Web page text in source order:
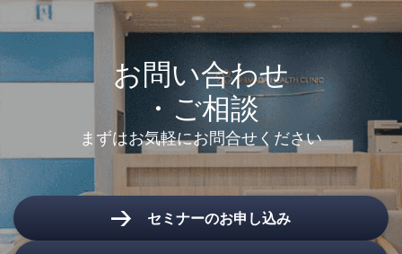
用する場合がありますのでご了承ください。
医歯薬ネットグループ関連各社（株式会社医歯薬ネットの100%子
会社）との共同利用
1489NET FVC会計事務所、1489NET FVC建築会社、1489NET FVC
調剤薬局（株式会社医歯薬ネットを本部とするフランチャイズ・
ボランタリー・チェーン加盟企業）との共同利用
個人情報の訂正、削除、開示の請求およびお問い合わせは、以下
のお申し出先にて承ります。
株式会社 医歯薬ネット
〒141-0031 東京都品川区西五反田8－3－6 TK五反田ビル5階
TEL：03-6910-4517
お問い合わせ
・ご相談
まずはお気軽にお問合せください
セミナーのお申し込み